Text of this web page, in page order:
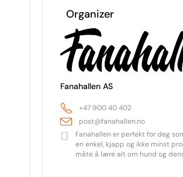
Organizer
Fanahallen AS
+47 900 40 402
post@fanahallen.no
Fanahallen er perfekt for deg
en enkel, kjapp og ikke minst
måte å lære alt om hund og